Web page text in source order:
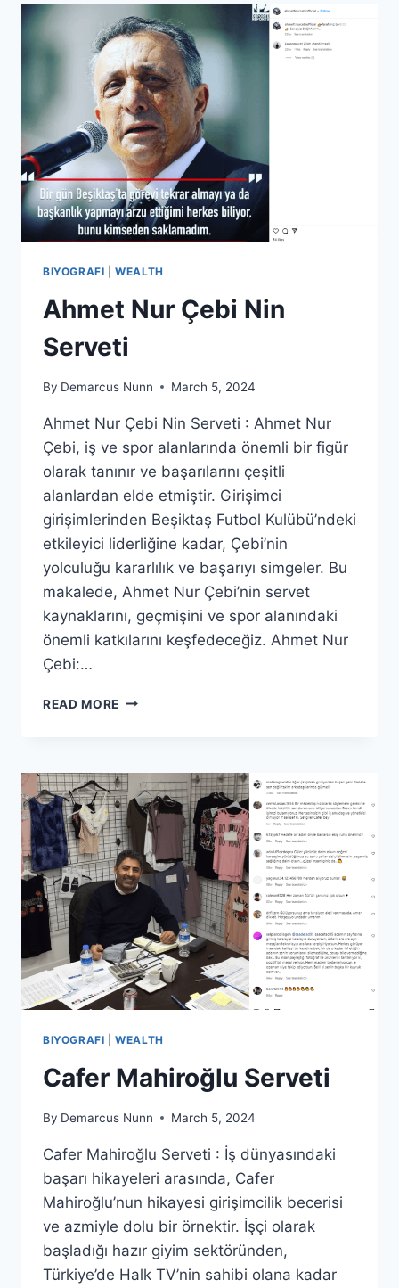
BIYOGRAFI |WEALTH
Ahmet Nur Çebi Nin
Serveti
By Demarcus Nunn March 5, 2024
Ahmet Nur Çebi Nin Serveti : Ahmet Nur
Çebi, iş ve spor alanlarında önemli bir figür
olarak tanınır ve başarılarını çeşitli
alanlardan elde etmiştir. Girişimci
girişimlerinden Beşiktaş Futbol Kulübü’ndeki
etkileyici liderliğine kadar, Çebi’nin
yolculuğu kararlılık ve başarıyı simgeler. Bu
makalede, Ahmet Nur Çebi’nin servet
kaynaklarını, geçmişini ve spor alanındaki
önemli katkılarını keşfedeceğiz. Ahmet Nur
Çebi:…
READ MORE AHMET
SERVETI
BIYOGRAFI |WEALTH
Cafer Mahiroğlu Serveti
By Demarcus Nunn March 5, 2024
Cafer Mahiroğlu Serveti : İş dünyasındaki
başarı hikayeleri arasında, Cafer
Mahiroğlu’nun hikayesi girişimcilik becerisi
ve azmiyle dolu bir örnektir. İşçi olarak
başladığı hazır giyim sektöründen,
Türkiye’de Halk TV’nin sahibi olana kadar